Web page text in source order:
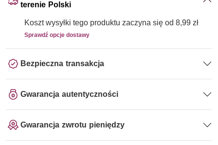
terenie Polski
Koszt wysyłki tego produktu zaczyna się od 8,99 zł
Sprawdź opcje dostawy
Bezpieczna transakcja
Gwarancja autentyczności
Gwarancja zwrotu pieniędzy